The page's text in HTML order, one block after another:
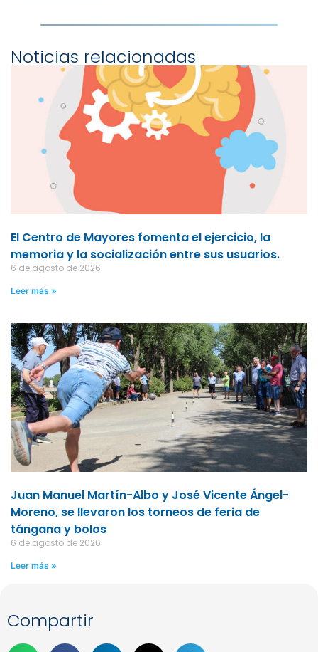
Noticias relacionadas
El Centro de Mayores fomenta el ejercicio, la
memoria y la socialización entre sus usuarios.
6 de agosto de 2026
Leer más »
Juan Manuel Martín-Albo y José Vicente Ángel-
Moreno, se llevaron los torneos de feria de
tángana y bolos
6 de agosto de 2026
Leer más »
Compartir